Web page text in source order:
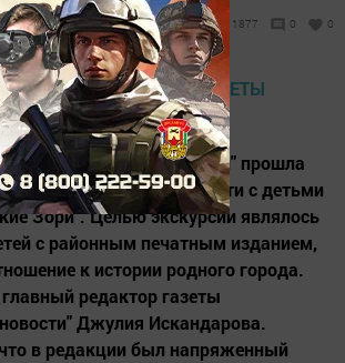
- 11:12 1877 0 0
"Менделеевские новости" прошла
центра занятости с детьми
Зори". Целью экскурсии являлось
с районным печатным изданием,
к истории родного города.
редактор газеты
Джулия Искандарова.
в редакции был напряженный